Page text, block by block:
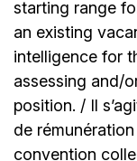
starting range
an existing
intelligence for
assessing and/
position. / Il
de
convention